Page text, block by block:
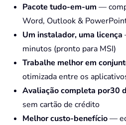
Pacote tudo-em-um —
Word, Outlook &
Um instalador, uma licença
minutos (pronto para MSI)
Trabalhe melhor em
otimizada entre os
Avaliação completa por30
sem cartão de crédito
Melhor custo-benefício—